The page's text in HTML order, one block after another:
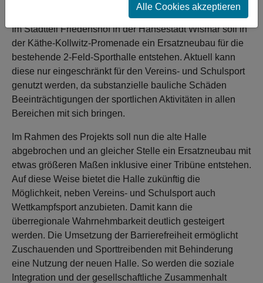
Im Stadtteil Friedenshof in der Hansestadt Wismar soll in
der Käthe-Kollwitz-Promenade ein Ersatzneubau für die
bestehende 2-Feld-Sporthalle entstehen. Aktuell kann
diese nur eingeschränkt für den Vereins- und Schulsport
genutzt werden, da substanzielle bauliche Schäden
Beeinträchtigungen der sportlichen Aktivitäten in allen
Bereichen mit sich bringen.
Im Rahmen des Projekts soll nun die alte Halle
abgebrochen und an gleicher Stelle ein Ersatzneubau mit
etwas größeren Maßen inklusive einer Tribüne entstehen.
Auf diese Weise bietet die Halle zukünftig die
Möglichkeit, neben Vereins- und Schulsport auch
Wettkampfsport anzubieten. Damit kann die
überregionale Wahrnehmbarkeit deutlich gesteigert
werden. Die Umsetzung der Barrierefreiheit ermöglicht
Zuschauenden und Sporttreibenden mit Behinderung
eine Nutzung der neuen Halle. So werden die soziale
Integration und der gesellschaftliche Zusammenhalt
Alle Cookies akzeptieren